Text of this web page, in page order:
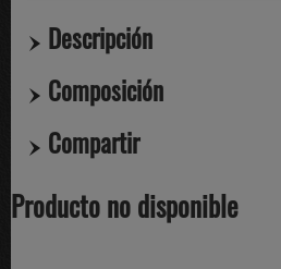
Descripción
Composición
Compartir
Producto no disponible